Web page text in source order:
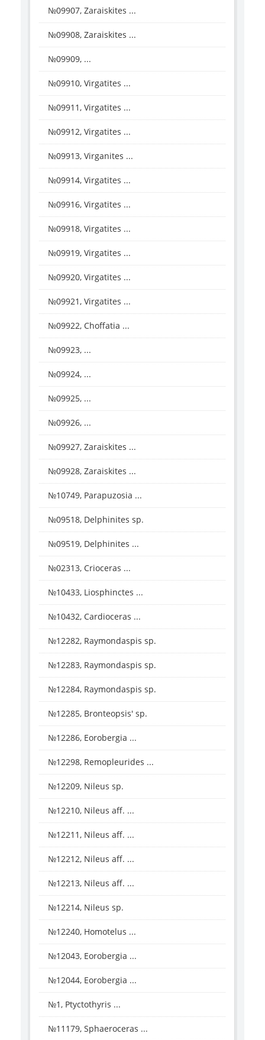
№09907, Zaraiskites ...
№09908, Zaraiskites ...
№09909, ...
№09910, Virgatites ...
№09911, Virgatites ...
№09912, Virgatites ...
№09913, Virganites ...
№09914, Virgatites ...
№09916, Virgatites ...
№09918, Virgatites ...
№09919, Virgatites ...
№09920, Virgatites ...
№09921, Virgatites ...
№09922, Choffatia ...
№09923, ...
№09924, ...
№09925, ...
№09926, ...
№09927, Zaraiskites ...
№09928, Zaraiskites ...
№10749, Parapuzosia ...
№09518, Delphinites sp.
№09519, Delphinites ...
№02313, Crioceras ...
№10433, Liosphinctes ...
№10432, Cardioceras ...
№12282, Raymondaspis sp.
№12283, Raymondaspis sp.
№12284, Raymondaspis sp.
№12285, Bronteopsis' sp.
№12286, Eorobergia ...
№12298, Remopleurides ...
№12209, Nileus sp.
№12210, Nileus aff. ...
№12211, Nileus aff. ...
№12212, Nileus aff. ...
№12213, Nileus aff. ...
№12214, Nileus sp.
№12240, Homotelus ...
№12043, Eorobergia ...
№12044, Eorobergia ...
№1, Ptyctothyris ...
№11179, Sphaeroceras ...